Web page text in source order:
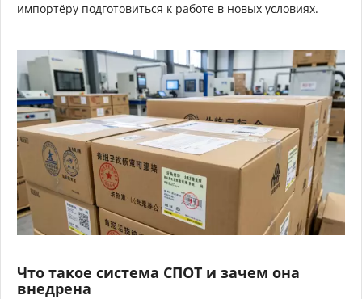
импортёру подготовиться к работе в новых условиях.
Что такое система СПОТ и зачем она
внедрена